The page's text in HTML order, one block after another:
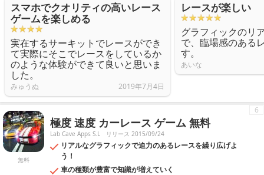
スマホでクオリティの高いレース
ゲームを楽しめる
実在するサーキットでレースができ
て実際にそこでレースをしているか
のような体験ができて良いと思いま
した。
みゅうぬ 2019年7月4日
レースが楽しい
グラフィックのリ
で、臨場感のある
す。
あいな
無料
極度 速度 カーレース ゲーム 無料
Lab Cave Apps S.L リリース 2015/09/24
リアルなグラフィックで迫力のあるレースを繰り広げよ
う！
車の種類が豊富で知識が増えていく
6